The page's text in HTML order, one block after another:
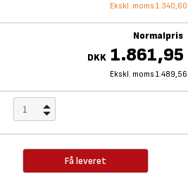
Ekskl. moms 1.340,60
Normalpris
DKK 1.861,95
Ekskl. moms 1.489,56
Få leveret